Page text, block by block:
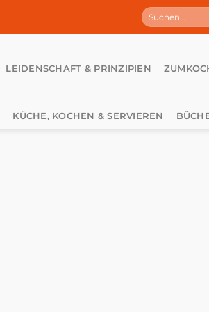
Suchen
nach:
LEIDENSCHAFT & PRINZIPIEN
KÜCHE, KOCHEN & SERVIEREN